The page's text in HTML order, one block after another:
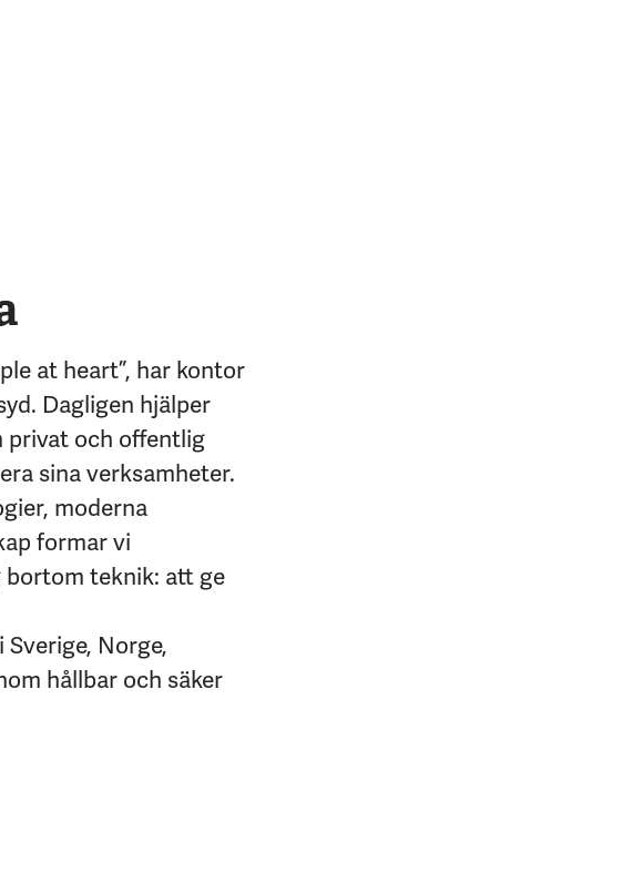
at heart”, har kontor
Dagligen hjälper
privat och offentlig
sina verksamheter.
moderna
formar vi
bortom teknik: att ge
Norge,
hållbar och säker